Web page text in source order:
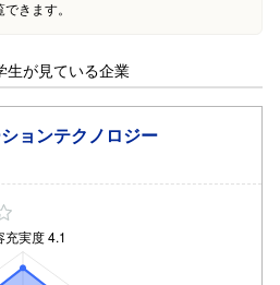
きます。
生が見ている企業
ョンテクノロジー